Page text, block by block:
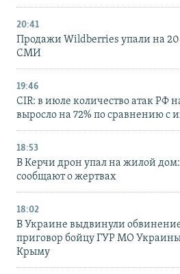
20:41
Продажи Wildberries упали на
СМИ
19:46
CIR: в июле количество атак РФ
выросло на 72% по сравнению с
18:53
В Керчи дрон упал на жилой дом:
сообщают о жертвах
18:02
В Украине выдвинули
приговор бойцу ГУР МО
Крыму